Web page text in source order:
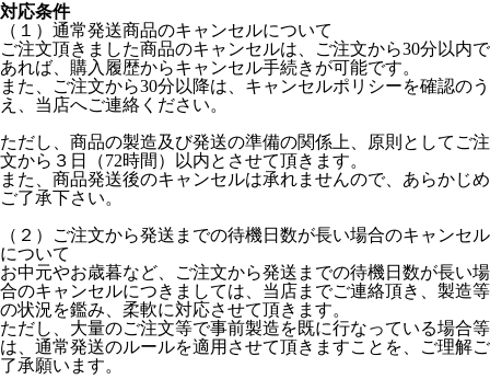
対応条件
（１）通常発送商品のキャンセルについて
ご注文頂きました商品のキャンセルは、ご注文から30分以内で
あれば、購入履歴からキャンセル手続きが可能です。
また、ご注文から30分以降は、キャンセルポリシーを確認のう
え、当店へご連絡ください。
ただし、商品の製造及び発送の準備の関係上、原則としてご注
文から３日（72時間）以内とさせて頂きます。
また、商品発送後のキャンセルは承れませんので、あらかじめ
ご了承下さい。
（２）ご注文から発送までの待機日数が長い場合のキャンセル
について
お中元やお歳暮など、ご注文から発送までの待機日数が長い場
合のキャンセルにつきましては、当店までご連絡頂き、製造等
の状況を鑑み、柔軟に対応させて頂きます。
ただし、大量のご注文等で事前製造を既に行なっている場合等
は、通常発送のルールを適用させて頂きますことを、ご理解ご
了承願います。